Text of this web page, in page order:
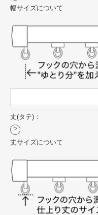
幅サイズについて
丈(タテ)：
丈サイズについて